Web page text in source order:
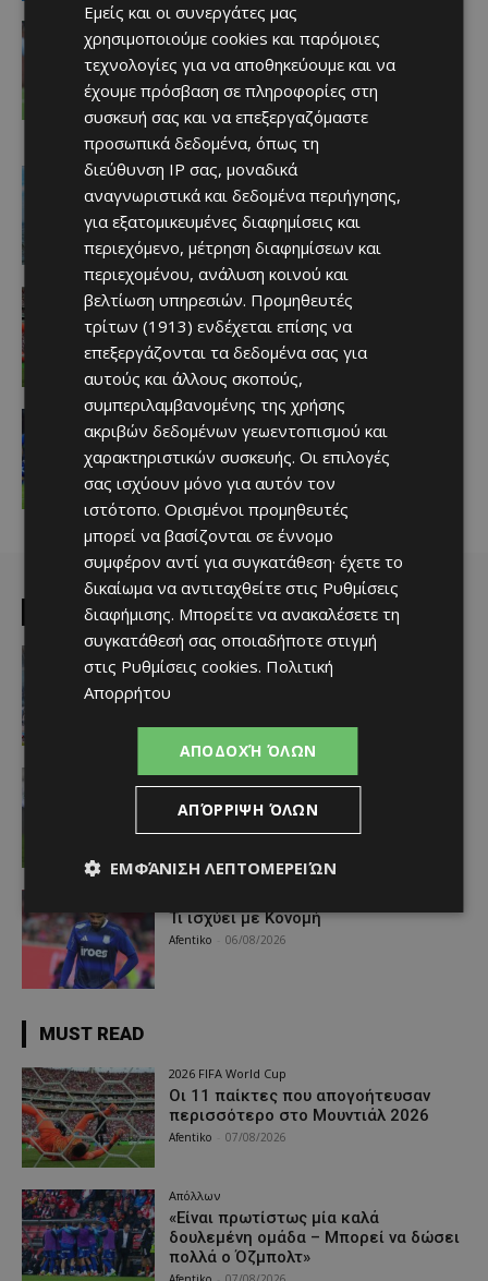
Αθλητικά - Επικαιρότητα
Ο παίκτης που γεννήθηκε χωρίς το
μεγαλύτερο μέρος του δεξιού χεριού
του και σκόραρε στο Conference
League
Afentiko 07/08/2026
Ειδήσεις
ΚΥΠΡΟΣ – ΕΝΕΡΓΕΙΑ: Από τα
κοιτάσματα της ΑΟΖ στο ευρωπαϊκό
δίκτυο – Η νέα ενεργειακή εξίσωση
Afentiko - 07/08/2026
2026 FIFA World Cup
Οι 11 παίκτες που απογοήτευσαν
περισσότερο στο Μουντιάλ 2026
Afentiko - 07/08/2026
Αθλητικά
Πολυτιμότερος γιατί… ήταν παντού!
Afentiko - 07/08/2026
EDITOR PICKS
Απόλλων
Πολύ μεγάλο ενδιαφέρον για ένα
«μαγικό χαρτάκι»
Αθλητικά - Επικαιρότητα
Χάιρο
Afentiko - 06/08/2026
Τι ισχύει με Κονομή
Afentiko 06/08/2026
MUST READ
2026 FIFA World Cup
Οι 11 παίκτες που απογοήτευσαν
περισσότερο στο Μουντιάλ 2026
Afentiko 07/08/2026
Απόλλων
«Είναι πρωτίστως μία καλά
δουλεμένη ομάδα – Μπορεί να δώσει
πολλά ο Όζμπολτ»
Εμείς και οι συνεργάτες μας
χρησιμοποιούμε cookies και παρόμοιες
τεχνολογίες για να αποθηκεύουμε και να
έχουμε πρόσβαση σε πληροφορίες στη
συσκευή σας και να επεξεργαζόμαστε
προσωπικά δεδομένα, όπως τη
διεύθυνση IP σας, μοναδικά
αναγνωριστικά και δεδομένα περιήγησης,
για εξατομικευμένες διαφημίσεις και
περιεχόμενο, μέτρηση διαφημίσεων και
περιεχομένου, ανάλυση κοινού και
βελτίωση υπηρεσιών. Προμηθευτές
τρίτων (1913) ενδέχεται επίσης να
επεξεργάζονται τα δεδομένα σας για
αυτούς και άλλους σκοπούς,
συμπεριλαμβανομένης της χρήσης
ακριβών δεδομένων γεωεντοπισμού και
χαρακτηριστικών συσκευής. Οι επιλογές
σας ισχύουν μόνο για αυτόν τον
ιστότοπο. Ορισμένοι προμηθευτές
μπορεί να βασίζονται σε έννομο
συμφέρον αντί για συγκατάθεση· έχετε το
δικαίωμα να αντιταχθείτε στις Ρυθμίσεις
διαφήμισης. Μπορείτε να ανακαλέσετε τη
συγκατάθεσή σας οποιαδήποτε στιγμή
στις Ρυθμίσεις cookies. Πολιτική
Απορρήτου
ΑΠΟΔΟΧΉ ΌΛΩΝ
ΑΠΌΡΡΙΨΗ ΌΛΩΝ
ΕΜΦΆΝΙΣΗ ΛΕΠΤΟΜΕΡΕΙΏΝ